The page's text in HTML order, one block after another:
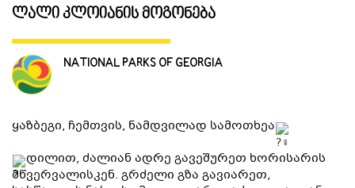
ᲒᲐᲜᲗᲐᲕᲡᲔᲑᲐ ᲓᲐ ᲙᲕᲔᲑᲐ
ᲡᲐᲧᲘᲓᲔᲚᲘ ᲜᲘᲕᲗᲔᲑᲘ
ლალი კლოიანის მოგონება
NATIONAL PARKS OF GEORGIA
ყაზბეგი, ჩემთვის, ნამდვილად სამოთხეა
დილით, ძალიან ადრე გავეშურეთ ხორისარის
მწვერვალისკენ. გრძელი გზა გავიარეთ,